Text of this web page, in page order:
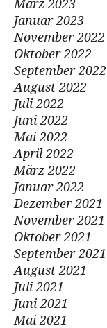
März 2023
Januar 2023
November 2022
Oktober 2022
September 2022
August 2022
Juli 2022
Juni 2022
Mai 2022
April 2022
März 2022
Januar 2022
Dezember 2021
November 2021
Oktober 2021
September 2021
August 2021
Juli 2021
Juni 2021
Mai 2021